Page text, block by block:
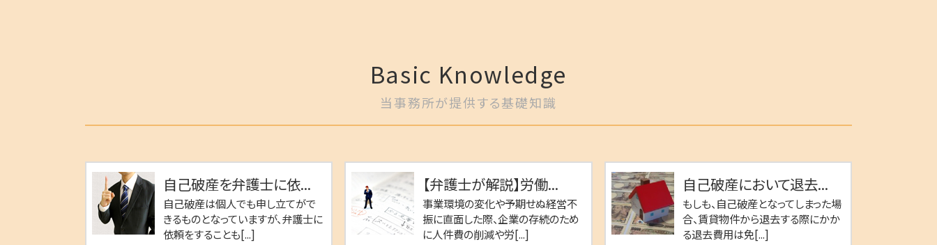
Basic Knowledge
当事務所が提供する基礎知識
自己破産を弁護士に依...
自己破産は個人でも申し立てがで
きるものとなっていますが、弁護士に
依頼をすることも[...]
【弁護士が解説】労働...
事業環境の変化や予期せぬ経営不
振に直面した際、企業の存続のため
に人件費の削減や労[...]
自己破産において退去...
もしも、自己破産となってしまった場
合、賃貸物件から退去する際にかか
る退去費用は免[...]